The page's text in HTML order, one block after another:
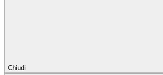
Chiudi